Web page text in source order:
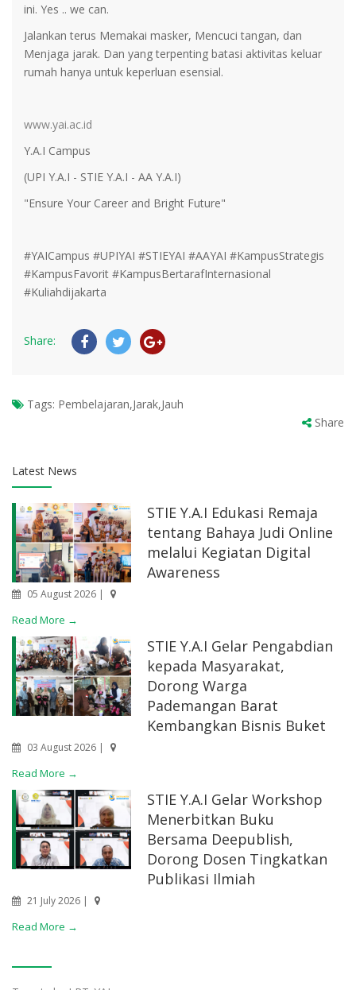
ini. Yes .. we can.
Jalankan terus Memakai masker, Mencuci tangan, dan
Menjaga jarak. Dan yang terpenting batasi aktivitas keluar
rumah hanya untuk keperluan esensial.
www.yai.ac.id
Y.A.I Campus
(UPI Y.A.I - STIE Y.A.I - AA Y.A.I)
"Ensure Your Career and Bright Future"
#YAICampus #UPIYAI #STIEYAI #AAYAI #KampusStrategis
#KampusFavorit #KampusBertarafInternasional
#Kuliahdijakarta
Share:
Tags: Pembelajaran,Jarak,Jauh
Share
Latest News
STIE Y.A.I Edukasi Remaja
tentang Bahaya Judi Online
melalui Kegiatan Digital
Awareness
05 August 2026 |
Read More →
STIE Y.A.I Gelar Pengabdian
kepada Masyarakat,
Dorong Warga
Pademangan Barat
Kembangkan Bisnis Buket
03 August 2026 |
Read More →
STIE Y.A.I Gelar Workshop
Menerbitkan Buku
Bersama Deepublish,
Dorong Dosen Tingkatkan
Publikasi Ilmiah
21 July 2026 |
Read More →